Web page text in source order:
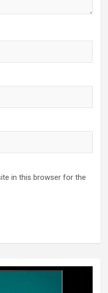
in this browser for the